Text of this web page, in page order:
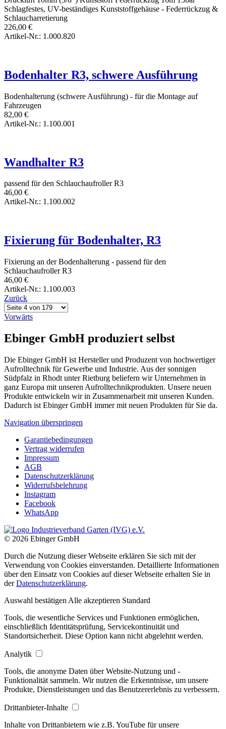
Schlagfestes, UV-beständiges Kunststoffgehäuse - Federrückzug &
Schlaucharretierung
226,00 €
Artikel-Nr.: 1.000.820
Bodenhalter R3, schwere Ausführung
Bodenhalterung (schwere Ausführung) - für die Montage auf
Fahrzeugen
82,00 €
Artikel-Nr.: 1.100.001
Wandhalter R3
passend für den Schlauchaufroller R3
46,00 €
Artikel-Nr.: 1.100.002
Fixierung für Bodenhalter, R3
Fixierung an der Bodenhalterung - passend für den
Schlauchaufroller R3
46,00 €
Artikel-Nr.: 1.100.003
Zurück
Vorwärts
Ebinger GmbH produziert selbst
Die Ebinger GmbH ist Hersteller und Produzent von hochwertiger
Aufrolltechnik für Gewerbe und Industrie. Aus der sonnigen
Südpfalz in Rhodt unter Rietburg beliefern wir Unternehmen in
ganz Europa mit unseren Aufrolltechnikprodukten. Unsere neuen
Produkte entwickeln wir in Zusammenarbeit mit unseren Kunden.
Dadurch ist Ebinger GmbH immer mit neuen Produkten für Sie da.
Navigation überspringen
Garantiebedingungen
Vertrag widerrufen
Impressum
AGB
Datenschutzerklärung
Widerrufsbelehrung
Instagram
Facebook
WhatsApp
© 2026 Ebinger GmbH
Durch die Nutzung dieser Webseite erklären Sie sich mit der
Verwendung von Cookies einverstanden. Detaillierte Informationen
über den Einsatz von Cookies auf dieser Webseite erhalten Sie in
derDatenschutzerklärung.
Auswahl bestätigen Alle akzeptieren Standard
Tools, die wesentliche Services und Funktionen ermöglichen,
einschließlich Identitätsprüfung, Servicekontinuität und
Standortsicherheit. Diese Option kann nicht abgelehnt werden.
Analytik
Tools, die anonyme Daten über Website-Nutzung und -
Funktionalität sammeln. Wir nutzen die Erkenntnisse, um unsere
Produkte, Dienstleistungen und das Benutzererlebnis zu verbessern.
Drittanbieter-Inhalte
Inhalte von Drittanbietern wie z.B. YouTube für unsere